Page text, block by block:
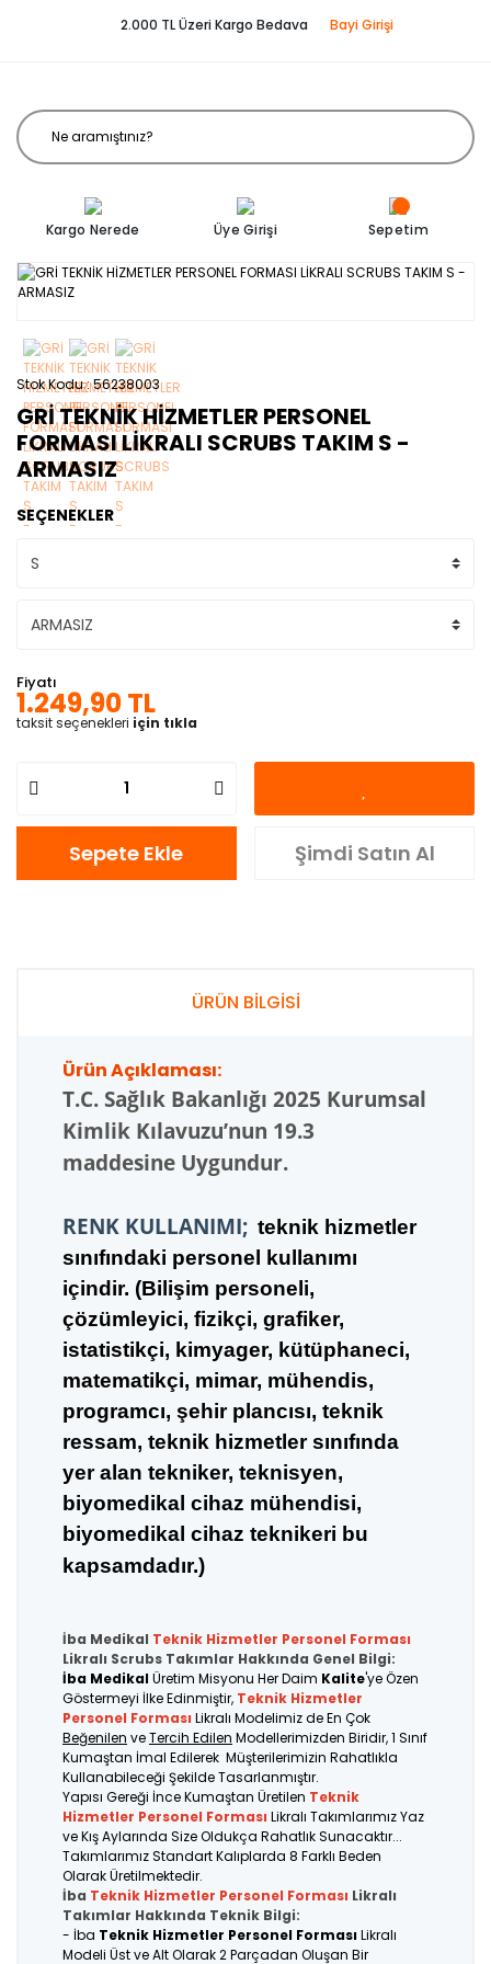
2.000 TL Üzeri Kargo Bedava Bayi Girişi
Kargo Nerede Üye Girişi Sepetim
Stok Kodu 56238003
GRİ TEKNİK HİZMETLER PERSONEL
FORMASI LİKRALI SCRUBS TAKIM S -
ARMASIZ
SEÇENEKLER
Fiyatı
1.249,90 TL
taksit seçenekleri için tıkla
Sepete Ekle Şimdi Satın Al
ÜRÜN BİLGİSİ
Ürün Açıklaması:
T.C. Sağlık Bakanlığı 2025 Kurumsal
Kimlik Kılavuzu’nun 19.3
maddesine Uygundur.
RENK KULLANIMI; teknik hizmetler
sınıfındaki personel kullanımı
içindir. (Bilişim personeli,
çözümleyici, fizikçi, grafiker,
istatistikçi, kimyager, kütüphaneci,
matematikçi, mimar, mühendis,
programcı, şehir plancısı, teknik
ressam, teknik hizmetler sınıfında
yer alan tekniker, teknisyen,
biyomedikal cihaz mühendisi,
biyomedikal cihaz teknikeri bu
kapsamdadır.)
İba Medikal Teknik Hizmetler Personel Forması
Likralı Scrubs Takımlar Hakkında Genel Bilgi:
İba MedikalÜretim Misyonu Her Daim Kalite'ye Özen
Göstermeyi İlke Edinmiştir, Teknik Hizmetler
Personel Forması Likralı Modelimiz de En Çok
Beğenilen veTercih Edilen Modellerimizden Biridir, 1 Sınıf
Kumaştan İmal Edilerek Müşterilerimizin Rahatlıkla
Kullanabileceği Şekilde Tasarlanmıştır.
Yapısı Gereği İnce Kumaştan Üretilen Teknik
Hizmetler Personel Forması Likralı Takımlarımız Yaz
ve Kış Aylarında Size Oldukça Rahatlık Sunacaktır...
Takımlarımız Standart Kalıplarda 8 Farklı Beden
Olarak Üretilmektedir.
İba Teknik Hizmetler Personel Forması Likralı
Takımlar Hakkında Teknik Bilgi:
- İba Teknik Hizmetler Personel FormasıLikralı
Modeli Üst ve Alt Olarak 2 Parçadan Oluşan Bir